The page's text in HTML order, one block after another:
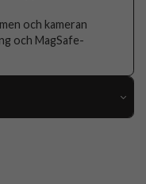
och kameran
och MagSafe-